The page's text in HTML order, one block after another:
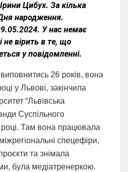
Цибух. За кілька
народження.
У нас немає
не вірить в те, що
у повідомленні.
26 років, вона
у Львові, закінчила
“Львівська
Суспільного
Там вона працювала
спецефіри,
та знімала
була медіатренеркою.